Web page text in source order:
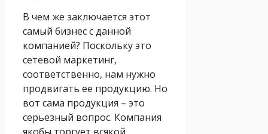
В чем же заключается этот
самый бизнес с данной
компанией? Поскольку это
сетевой маркетинг,
соответственно, нам нужно
продвигать ее продукцию. Но
вот сама продукция – это
серьезный вопрос. Компания